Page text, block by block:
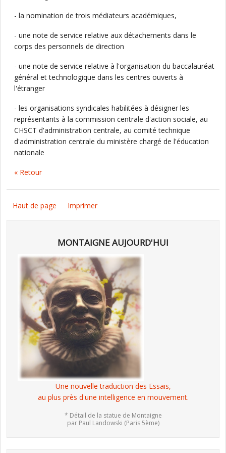
- la nomination de trois médiateurs académiques,
- une note de service relative aux détachements dans le
corps des personnels de direction
- une note de service relative à l'organisation du baccalauréat
général et technologique dans les centres ouverts à
l'étranger
- les organisations syndicales habilitées à désigner les
représentants à la commission centrale d'action sociale, au
CHSCT d'administration centrale, au comité technique
d'administration centrale du ministère chargé de l'éducation
nationale
« Retour
Haut de page Imprimer
MONTAIGNE AUJOURD'HUI
Une nouvelle traduction des Essais,
au plus près d'une intelligence en mouvement.
* Détail de la statue de Montaigne
par Paul Landowski (Paris 5ème)